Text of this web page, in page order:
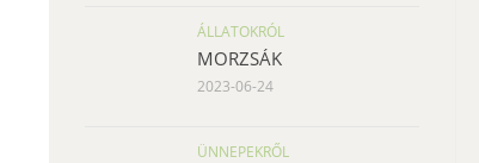
ÁLLATOKRÓL
MORZSÁK
2023-06-24
ÜNNEPEKRŐL